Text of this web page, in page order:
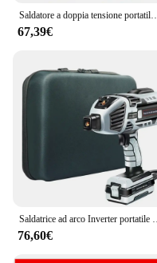
67,39€
76,60€